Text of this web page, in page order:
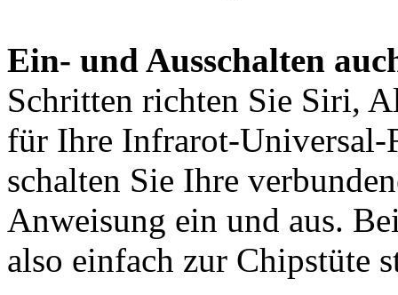
Ein- und Ausschalten
Schritten richten Sie Siri,
für Ihre Infrarot-Universal-
schalten Sie Ihre
Anweisung ein und aus.
also einfach zur Chipstüte